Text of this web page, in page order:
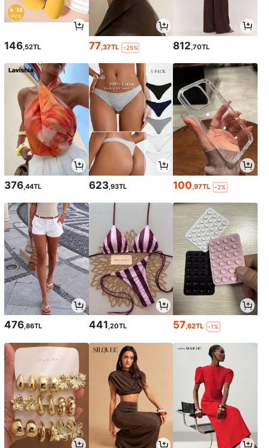
146,52TL 77,37TL -25% 812,70TL
376,44TL 623,93TL 100,97TL -2%
476,86TL 441,20TL 57,62TL -1%